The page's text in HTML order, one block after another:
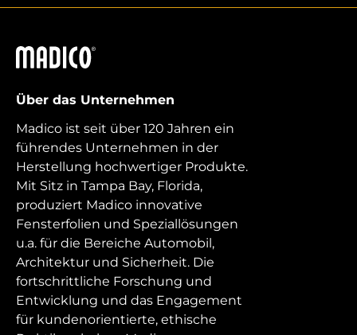
Madico
Über das Unternehmen
Madico ist seit über 120 Jahren ein
führendes Unternehmen in der
Herstellung hochwertiger Produkte.
Mit Sitz in Tampa Bay, Florida,
produziert Madico innovative
Fensterfolien und Speziallösungen
u.a. für die Bereiche Automobil,
Architektur und Sicherheit. Die
fortschrittliche Forschung und
Entwicklung und das Engagement
für kundenorientierte, ethische